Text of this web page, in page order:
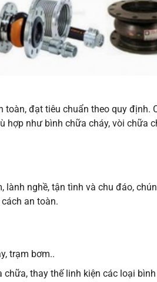
toàn, đạt tiêu chuẩn theo quy định.
hợp như bình chữa cháy, vòi chữa
nghề, tận tình và chu đáo,
an toàn.
trạm bơm..
chữa, thay thế linh kiện các loại